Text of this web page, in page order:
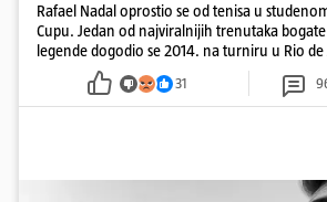
Rafael Nadal oprostio se od tenisa u
Cupu. Jedan od najviralnijih trenutaka
legende dogodio se 2014. na turniru u Rio
pažnju odvlačila ljepotica iza klupe
31